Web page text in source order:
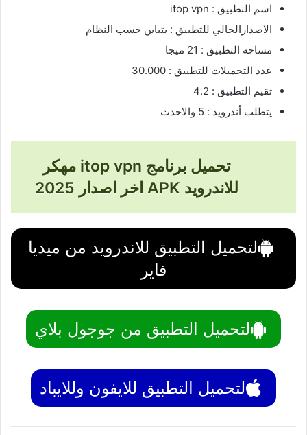
اسم التطبيق : itop vpn
الاصدارالحالي للتطبيق : يتباين حسب النظام
مساحه التطبيق : 21 ميجا
عدد التحميلات للتطبيق : 30.000
تقيم التطبيق : 4.2
يتطلب أندرويد : 5 والاحدث
تحميل برنامج itop vpn مهكر
للاندرويد APK اخر اصدار 2025
لتحميل التطبيق للاندرويد من ميديا
فاير
لتحميل التطبيق من جوجول بلاي
لتحميل التطبيق للايفون وللايباد